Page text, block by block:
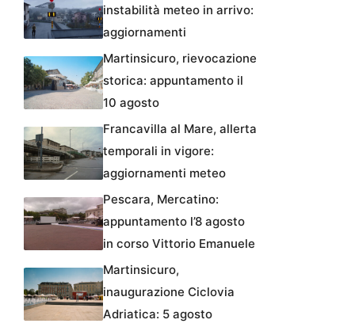
instabilità meteo in arrivo:
aggiornamenti
Martinsicuro, rievocazione
storica: appuntamento il
10 agosto
Francavilla al Mare, allerta
temporali in vigore:
aggiornamenti meteo
Pescara, Mercatino:
appuntamento l’8 agosto
in corso Vittorio Emanuele
Martinsicuro,
inaugurazione Ciclovia
Adriatica: 5 agosto